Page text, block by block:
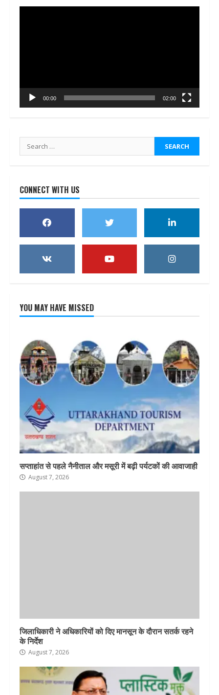
00:00 02:00
Search
for:
CONNECT WITH US
YOU MAY HAVE MISSED
सप्ताहांत से पहले नैनीताल और मसूरी में बढ़ी पर्यटकों की आवाजाही
August 7, 2026
जिलाधिकारी ने अधिकारियों को दिए मानसून के दौरान सतर्क रहने
के निर्देश
August 7, 2026